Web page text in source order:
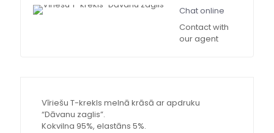
Chat online
Contact with
our agent
Vīriešu T-krekls melnā krāsā ar apdruku
“Dāvanu zaglis”.
Kokvilna 95%, elastāns 5%.